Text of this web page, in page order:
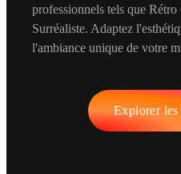
professionnels tels que
Surréaliste. Adaptez
l'ambiance unique de votre
Explorer